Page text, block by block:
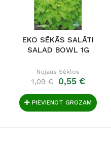
EKO SĒKĀS SALĀTI
SALAD BOWL 1G
Nojaus Sėklos
1,09 € 0,55 €
PIEVIENOT GROZAM